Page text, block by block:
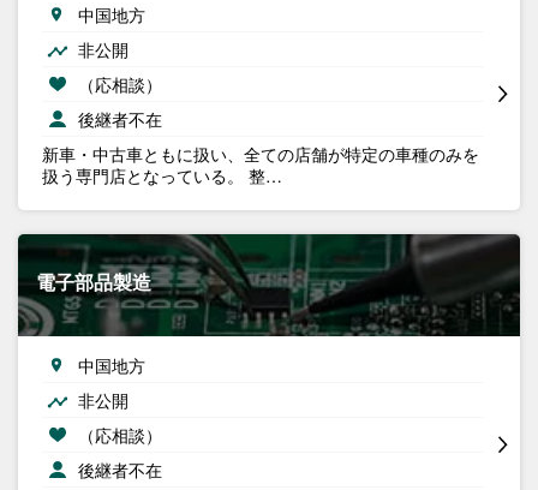
中国地方
非公開
（応相談）
後継者不在
新車・中古車ともに扱い、全ての店舗が特定の車種のみを
扱う専門店となっている。 整…
電子部品製造
中国地方
非公開
（応相談）
後継者不在